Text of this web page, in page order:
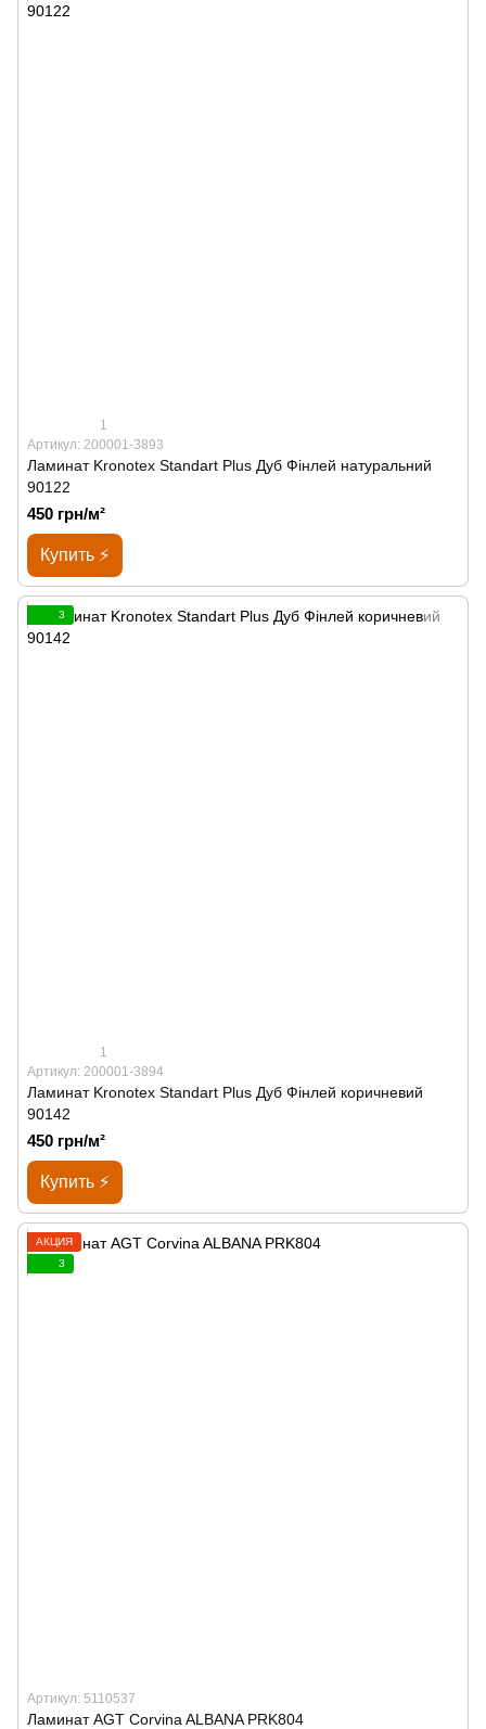
1
Артикул: 200001-3893
Ламинат Kronotex Standart Plus Дуб Фінлей натуральний
90122
450 грн/м²
Купить ⚡
3
1
Артикул: 200001-3894
Ламинат Kronotex Standart Plus Дуб Фінлей коричневий
90142
450 грн/м²
Купить ⚡
АКЦИЯ
3
Артикул: 5110537
Ламинат AGT Corvina ALBANA PRK804